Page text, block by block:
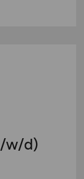
w/d)